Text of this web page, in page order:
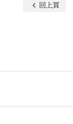
keyboard_arrow_left 回上頁